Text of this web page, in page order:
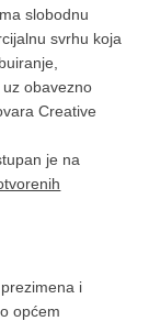
slobodnu
svrhu koja
obavezno
Creative
je na
i
općem